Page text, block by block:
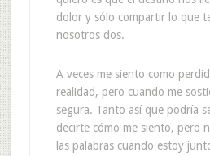
dolor y sólo compartir lo que
nosotros dos.
A veces me siento como
realidad, pero cuando me
segura. Tanto así que podría
decirte cómo me siento, pero
las palabras cuando estoy